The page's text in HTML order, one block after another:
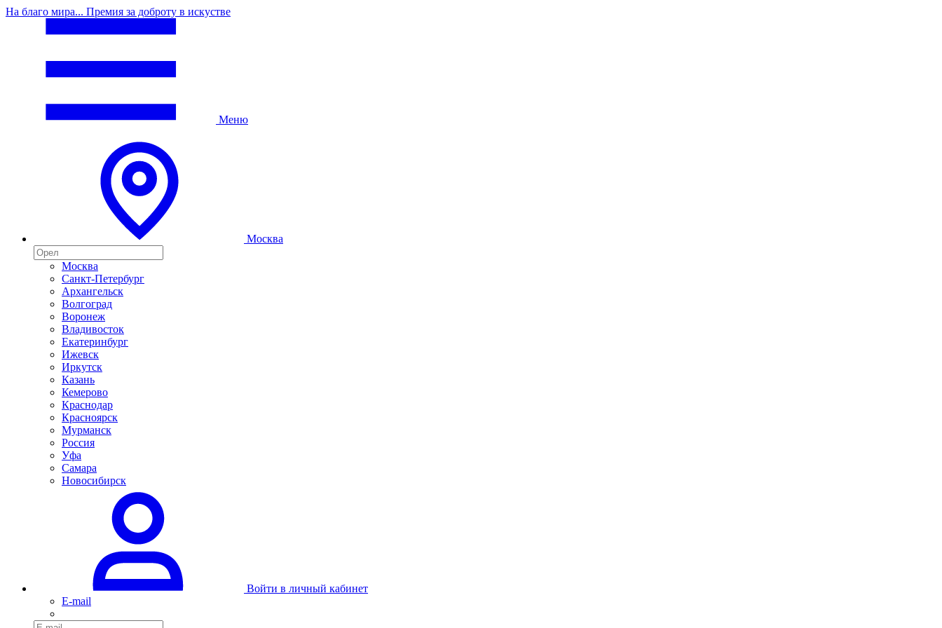
На благо мира... Премия за доброту в искустве
Меню
Москва
Москва
Санкт-Петербург
Архангельск
Волгоград
Воронеж
Владивосток
Екатеринбург
Ижевск
Иркутск
Казань
Кемерово
Краснодар
Красноярск
Мурманск
Россия
Уфа
Самара
Новосибирск
Войти в личный кабинет
E-mail